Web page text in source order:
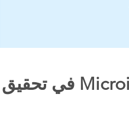
كيف يسهم التأمين المتناهي الصغر Microinsurance في تحقيق